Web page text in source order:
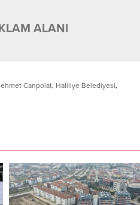
ALANI
Canpolat, Haliliye Belediyesi,